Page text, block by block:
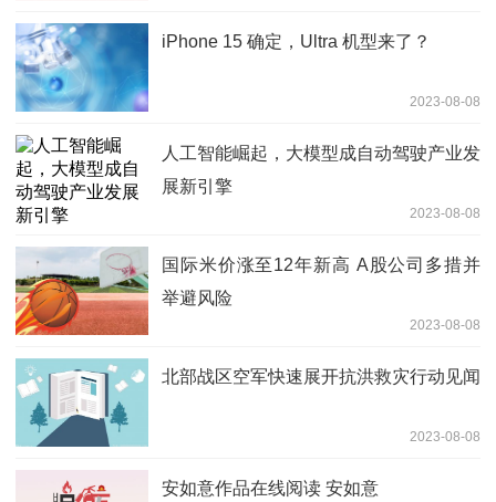
iPhone 15 确定，​Ultra 机型来了？
2023-08-08
人工智能崛起，大模型成自动驾驶产业发
展新引擎
2023-08-08
国际米价涨至12年新高 A股公司多措并
举避风险
2023-08-08
北部战区空军快速展开抗洪救灾行动见闻
2023-08-08
安如意作品在线阅读 安如意